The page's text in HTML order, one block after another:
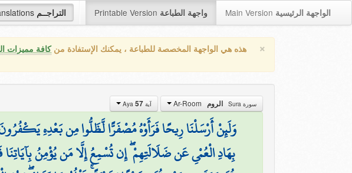
التراجــم Printable Version واجهة الطباعة Main Version الواجهة الرئيسية
× هذه هي الواجهة المخصصة للطباعة ، يمكنك الإستفادة منكافة مميزات
سورة Sura الروم آية Aya 57
وَلَئِنْ أَرْسَلْنَا رِيحًا فَرَأَوْهُ مُصْفَرًّا لَّظَلُّوا مِن بَعْدِهِ
بِهَادِ الْعُمْيِ عَن ضَلَالَتِهِمْ ۖ إِن تُسْمِعُ إِلَّا مَن يُؤْمِنُ